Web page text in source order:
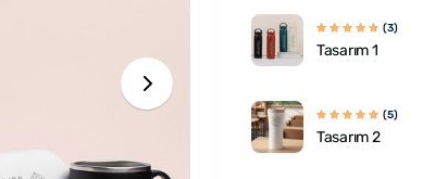
(3)
Tasarım 1
(5)
Tasarım 2